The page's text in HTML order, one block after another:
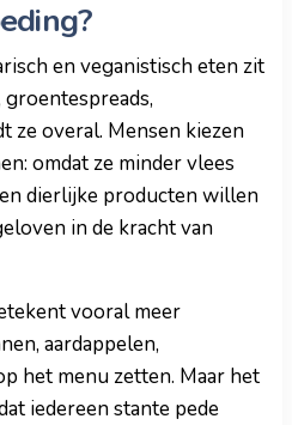
en veganistisch eten zit
ze overal. Mensen kiezen
omdat ze minder vlees
dierlijke producten willen
in de kracht van
vooral meer
aardappelen,
het menu zetten. Maar het
iedereen stante pede